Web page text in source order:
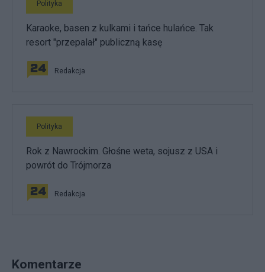
Polityka
Karaoke, basen z kulkami i tańce hulańce. Tak
resort "przepalał" publiczną kasę
Redakcja
Polityka
Rok z Nawrockim. Głośne weta, sojusz z USA i
powrót do Trójmorza
Redakcja
Komentarze